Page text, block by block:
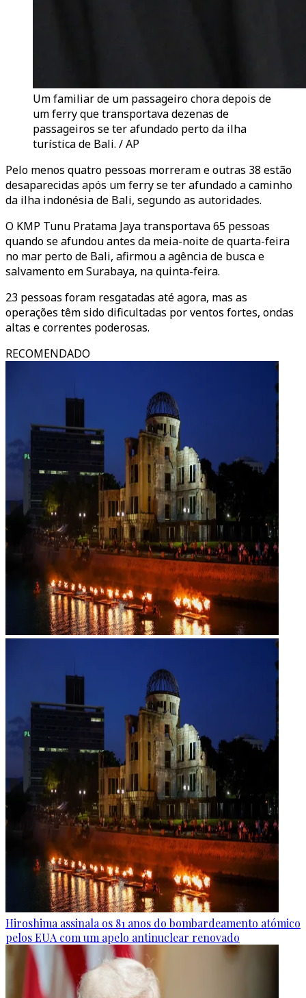
Um familiar de um passageiro chora depois de
um ferry que transportava dezenas de
passageiros se ter afundado perto da ilha
turística de Bali. / AP
Pelo menos quatro pessoas morreram e outras 38 estão
desaparecidas após um ferry se ter afundado a caminho
da ilha indonésia de Bali, segundo as autoridades.
O KMP Tunu Pratama Jaya transportava 65 pessoas
quando se afundou antes da meia-noite de quarta-feira
no mar perto de Bali, afirmou a agência de busca e
salvamento em Surabaya, na quinta-feira.
23 pessoas foram resgatadas até agora, mas as
operações têm sido dificultadas por ventos fortes, ondas
altas e correntes poderosas.
RECOMENDADO
Hiroshima assinala os 81 anos do bombardeamento atómico
pelos EUA com um apelo antinuclear renovado